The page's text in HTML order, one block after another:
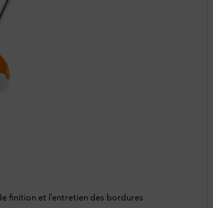
finition et l'entretien des bordures